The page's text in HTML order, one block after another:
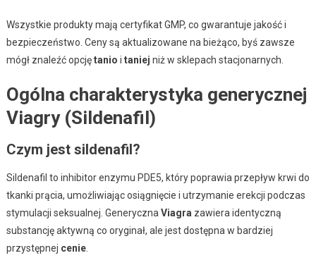
Wszystkie produkty mają certyfikat GMP, co gwarantuje jakość i
bezpieczeństwo. Ceny są aktualizowane na bieżąco, byś zawsze
mógł znaleźć opcjętanio i taniej niż w sklepach stacjonarnych.
Ogólna charakterystyka generycznej
Viagry (Sildenafil)
Czym jest sildenafil?
Sildenafil to inhibitor enzymu PDE5, który poprawia przepływ krwi do
tkanki prącia, umożliwiając osiągnięcie i utrzymanie erekcji podczas
stymulacji seksualnej. Generyczna Viagra zawiera identyczną
substancję aktywną co oryginał, ale jest dostępna w bardziej
przystępnej cenie.